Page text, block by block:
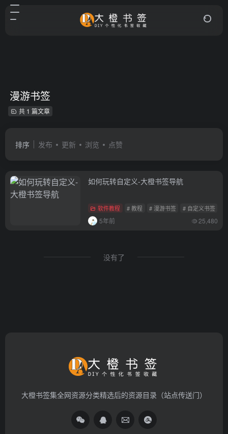
漫游书签
共 1 篇文章
排序 发布 更新 浏览 点赞
如何玩转自定义-大橙书签导航
软件教程 # 教程 # 漫游书签 # 自定义书签
5年前 25,480
没有了
大橙书签集全网资源分类精选后的资源目录（站点传送门）